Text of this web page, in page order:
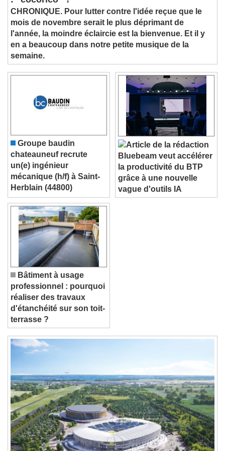
This is a modal window.
Beginning of dialog window. Escape will
cancel and close the window.
Text
Color Opacity
Color
Caption Area Background
Color
Font Size
Text Edge Style
Font Family
Reset
Done
Close Modal Dialog
End of dialog window.
: "cocorico" ?
CHRONIQUE. Pour lutter contre l'idée reçue que le
mois de novembre serait le plus déprimant de
l'année, la moindre éclaircie est la bienvenue. Et il y
en a beaucoup dans notre petite musique de la
semaine.
Groupe baudin
chateauneuf recrute
un(e) ingénieur
mécanique (h/f) à Saint-
Bluebeam veut accélérer
la productivité du BTP
grâce à une nouvelle
vague d'outils IA
Bâtiment à usage
professionnel : pourquoi
réaliser des travaux
d'étanchéité sur son toit-
terrasse ?